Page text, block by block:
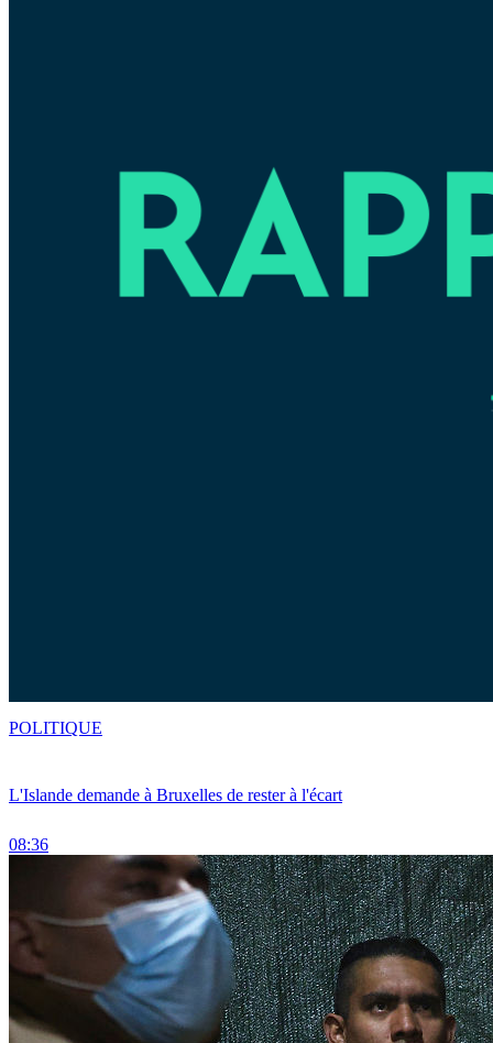
L'Islande demande à Bruxelles de rester à l'écart
08:36
POLITIQUE